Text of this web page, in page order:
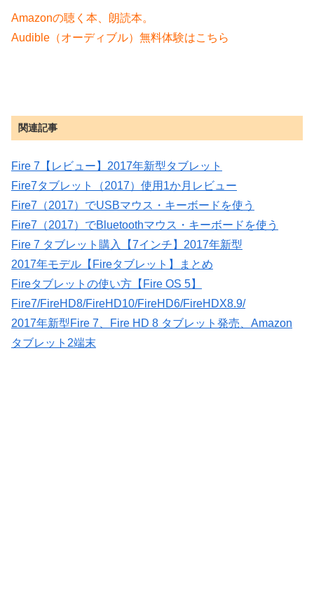
Amazonの聴く本、朗読本。
Audible（オーディブル）無料体験はこちら
関連記事
Fire 7【レビュー】2017年新型タブレット
Fire7タブレット（2017）使用1か月レビュー
Fire7（2017）でUSBマウス・キーボードを使う
Fire7（2017）でBluetoothマウス・キーボードを使う
Fire 7 タブレット購入【7インチ】2017年新型
2017年モデル【Fireタブレット】まとめ
Fireタブレットの使い方【Fire OS 5】
Fire7/FireHD8/FireHD10/FireHD6/FireHDX8.9/
2017年新型Fire 7、Fire HD 8 タブレット発売、Amazon
タブレット2端末